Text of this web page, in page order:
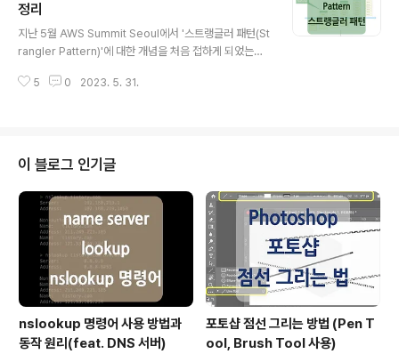
PI가 증가하는 등의 영향으로 인해 기존에 사용되던 '세션
(Session)' 기반 인증 대신 Stateless라는 특징을 가진
'JWT(JSON Web Token)' 인증 방식이 많이 활용되고
있는데요. 세션 기반 인증의 경우 서버에서 세션에 대한 인
증 정보를 가지고 있어야 하지만, JWT는 토큰..
정리
지난 5월 AWS Summit Seoul에서 '스트랭글러 패턴(St
rangler Pattern)'에 대한 개념을 처음 접하게 되었는데
애플리케이션(MSA, MicroService Architecture)으
니다. *Strangler Pattern의 어원은 Martin Fowler가
호주에서 본 Strangler figs라는 식물에서 기원되었습니
다. 스트랭글러 패턴은 '소프트웨어 시스템을 점진적으로
재구축하기 위한 디자인 패턴'으로, 이 패턴은 기존에 구축
된 레거시 시스템을 한 번에 완전히 대체하..
5 0 2023. 5. 31.
이 블로그 인기글
nslookup 명령어 사용 방법과
동작 원리(feat. DNS 서버)
포토샵 점선 그리는 방법 (Pen T
ool, Brush Tool 사용)